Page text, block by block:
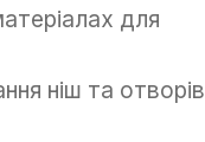
для
ніш та отворів